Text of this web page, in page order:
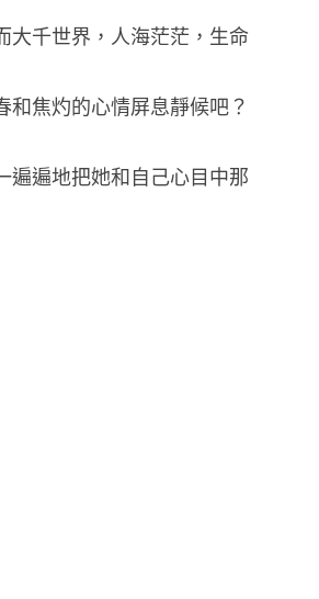
大千世界，人海茫茫，生命
焦灼的心情屏息靜候吧？
遍遍地把她和自己心目中那